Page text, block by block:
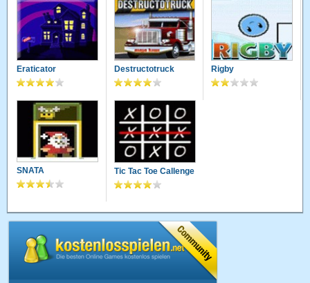
Eraticator Destructotruck Rigby
SNATA Tic Tac Toe Callenge